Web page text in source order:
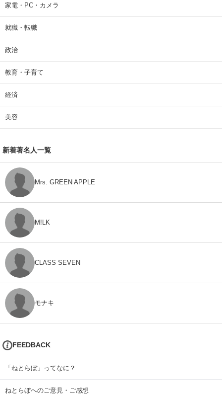
家電・PC・カメラ
就職・転職
政治
教育・子育て
経済
美容
新着著名人一覧
Mrs. GREEN APPLE
M!LK
CLASS SEVEN
モナキ
FEEDBACK
「ねとらぼ」ってなに？
ねとらぼへのご意見・ご感想